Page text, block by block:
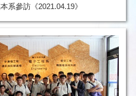
系參訪《2021.04.19》